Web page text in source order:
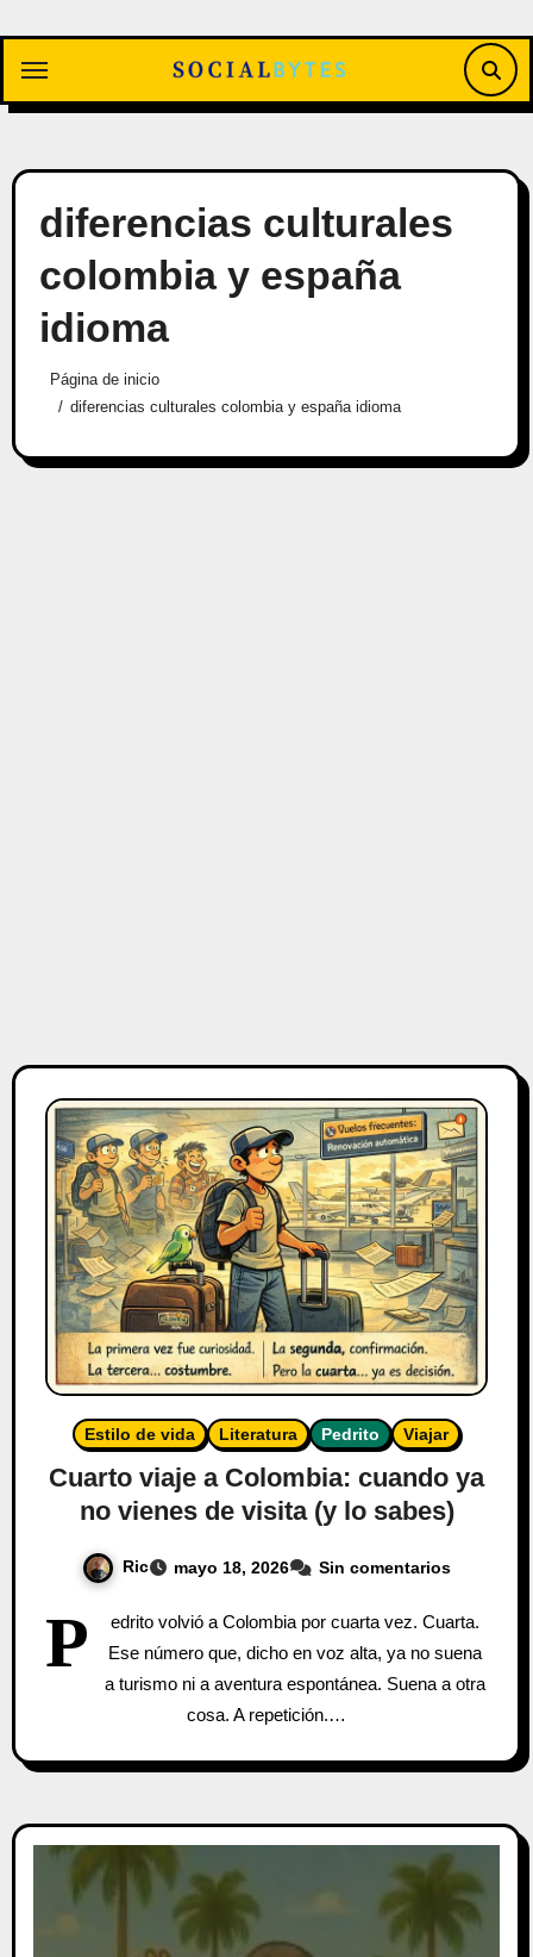
contenido
diferencias culturales
colombia y españa
idioma
Página de inicio
diferencias culturales colombia y españa idioma
Estilo de vida Literatura Pedrito Viajar
Cuarto viaje a Colombia: cuando ya
no vienes de visita (y lo sabes)
Ric mayo 18, 2026 Sin comentarios
P
edrito volvió a Colombia por cuarta vez. Cuarta.
Ese número que, dicho en voz alta, ya no suena
a turismo ni a aventura espontánea. Suena a otra
cosa. A repetición.…